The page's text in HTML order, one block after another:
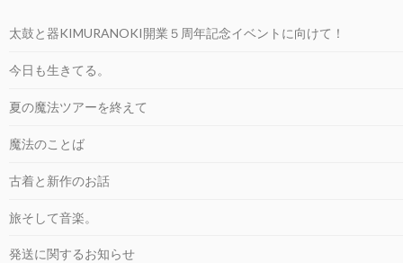
太鼓と器KIMURANOKI開業５周年記念イベントに向けて！
今日も生きてる。
夏の魔法ツアーを終えて
魔法のことば
古着と新作のお話
旅そして音楽。
発送に関するお知らせ